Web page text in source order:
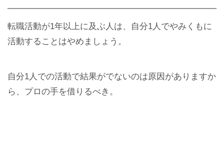
転職活動が1年以上に及ぶ人は、自分1人でやみくもに
活動することはやめましょう。
自分1人での活動で結果がでないのは原因がありますか
ら、プロの手を借りるべき。